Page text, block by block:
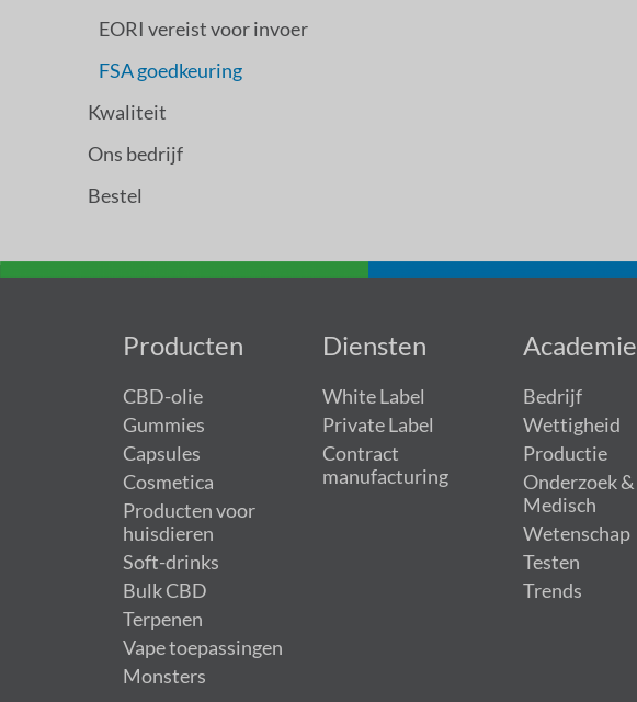
EORI vereist voor invoer
FSA goedkeuring
Kwaliteit
Ons bedrijf
Bestel
Producten
CBD-olie
Gummies
Capsules
Cosmetica
Producten voor
huisdieren
Soft-drinks
Bulk CBD
Terpenen
Vape toepassingen
Monsters
Diensten
White Label
Private Label
Contract
manufacturing
Academie
Bedrijf
Wettigheid
Productie
Onderzoek &
Medisch
Wetenschap
Testen
Trends